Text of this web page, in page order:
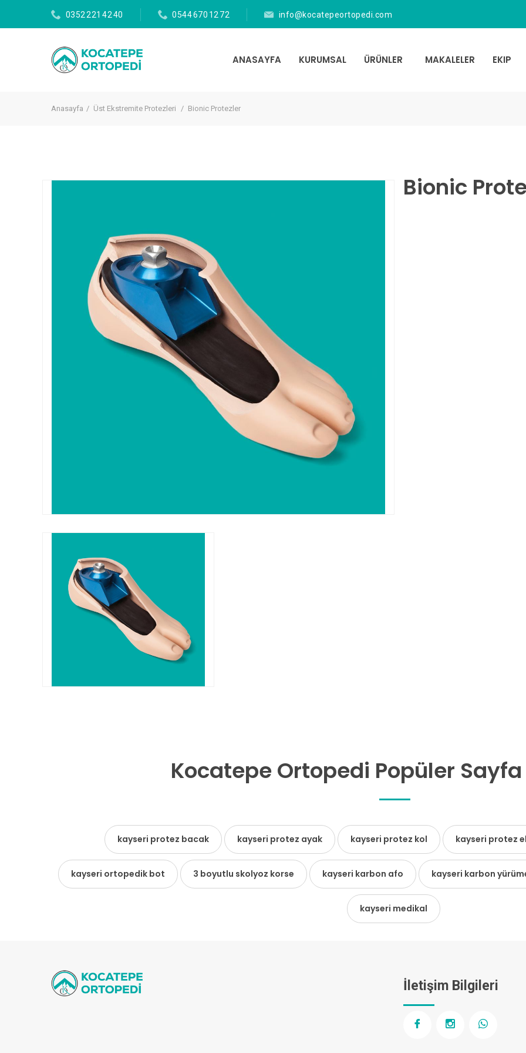
0352 221 42 40 0544 670 12 72 info@kocatepeortopedi.com
ANASAYFA KURUMSAL ÜRÜNLER MAKALELER EKIP
Anasayfa Üst Ekstremite Protezleri Bionic Protezler
Bionic
Kocatepe Ortopedi Popüler
kayseri protez bacak kayseri protez ayak kayseri protez kol kayseri protez el
kayseri ortopedik bot 3 boyutlu skolyoz korse kayseri karbon afo kayseri karbon
kayseri medikal
İletişim Bilgileri